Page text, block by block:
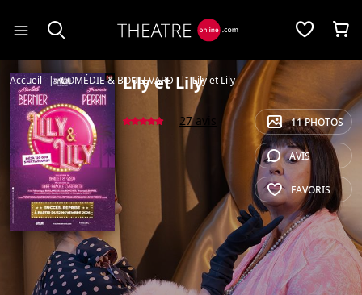
Accueil COMÉDIE & BOULEVARD Lily et Lily
Lily et Lily
27 avis 11 PHOTOS
AVIS
FAVORIS